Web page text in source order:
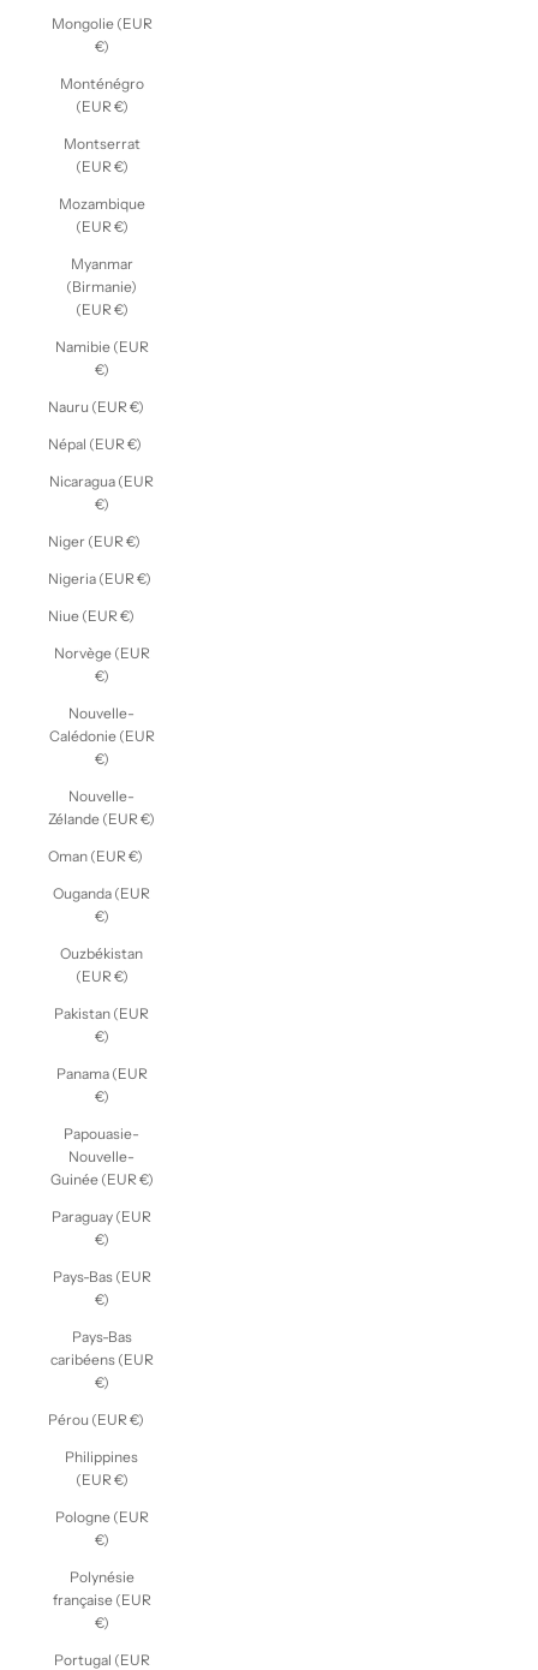
Mongolie (EUR
€)
Monténégro
(EUR €)
Montserrat
(EUR €)
Mozambique
(EUR €)
Myanmar
(Birmanie)
(EUR €)
Namibie (EUR
€)
Nauru (EUR €)
Népal (EUR €)
Nicaragua (EUR
€)
Niger (EUR €)
Nigeria (EUR €)
Niue (EUR €)
Norvège (EUR
€)
Nouvelle-
Calédonie (EUR
€)
Nouvelle-
Zélande (EUR €)
Oman (EUR €)
Ouganda (EUR
€)
Ouzbékistan
(EUR €)
Pakistan (EUR
€)
Panama (EUR
€)
Papouasie-
Nouvelle-
Guinée (EUR €)
Paraguay (EUR
€)
Pays-Bas (EUR
€)
Pays-Bas
caribéens (EUR
€)
Pérou (EUR €)
Philippines
(EUR €)
Pologne (EUR
€)
Polynésie
française (EUR
€)
Portugal (EUR